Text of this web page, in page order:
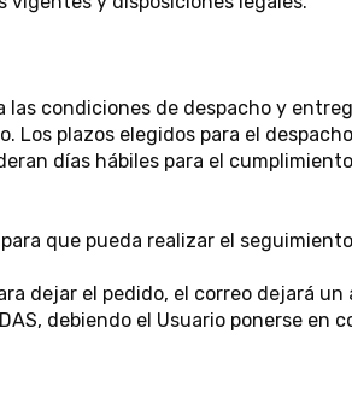
condiciones de despacho y
Los plazos elegidos para el
días hábiles para el
que pueda realizar el
dejar el pedido, el correo dejará
debiendo el Usuario ponerse